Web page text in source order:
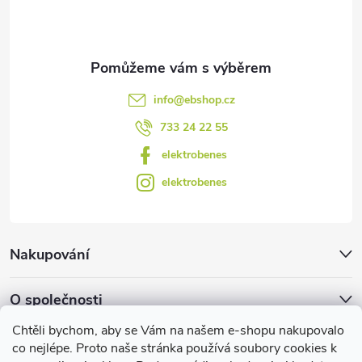
Chtěli bychom, aby se Vám na našem e-shopu nakupovalo
co nejlépe. Proto naše stránka používá soubory cookies k
u
Nakupování
O společnosti
Facebook
info@ebshop.cz
733 24 22 55
elektrobenes
elektrobenes